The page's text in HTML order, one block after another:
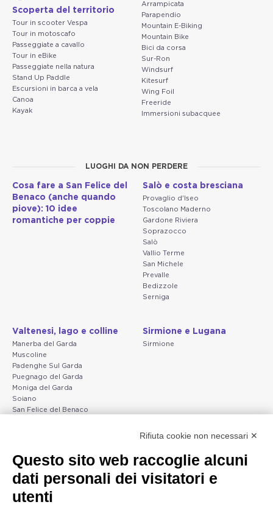
Scoperta del territorio
Tour in scooter Vespa
Tour in motoscafo
Passeggiate a cavallo
Tour in eBike
Passeggiate nella natura
Stand Up Paddle
Escursioni in barca a vela
Canoa
Kayak
Arrampicata
Parapendio
Mountain E-Biking
Mountain Bike
Bici da corsa
Sur-Ron
Windsurf
Kitesurf
Wing Foil
Freeride
Immersioni subacquee
LUOGHI DA NON PERDERE
Cosa fare a San Felice del
Benaco (anche quando
piove): 10 idee
romantiche per coppie
Salò e costa bresciana
Provaglio d'Iseo
Toscolano Maderno
Gardone Riviera
Soprazocco
Salò
Vallio Terme
San Michele
Prevalle
Bedizzole
Serniga
Valtenesi, lago e colline
Manerba del Garda
Muscoline
Padenghe Sul Garda
Puegnago del Garda
Moniga del Garda
Soiano
San Felice del Benaco
Sirmione e Lugana
Sirmione
Peschiera e la costa
veneta
Lazise
Peschiera del Garda
Gargnano e l'Alto Garda
Gargnano
Arco
Rifiuta cookie non necessari ✕
Questo sito web raccoglie alcuni
dati personali dei visitatori e
utenti